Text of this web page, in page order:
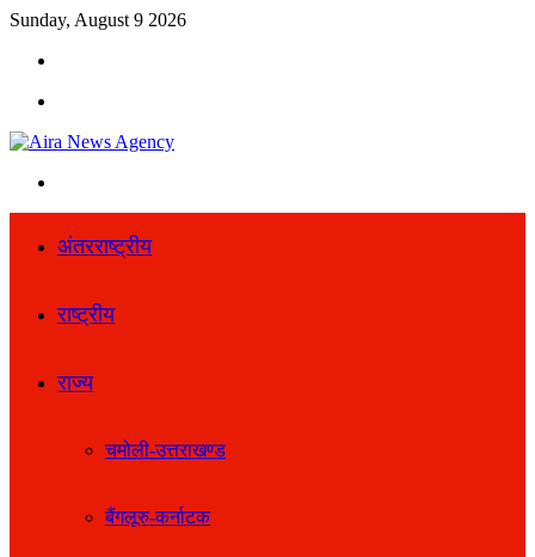
Sunday, August 9 2026
अंतरराष्ट्रीय
राष्ट्रीय
राज्य
चमोली-उत्तराखण्ड
बैंगलूरु-कर्नाटक